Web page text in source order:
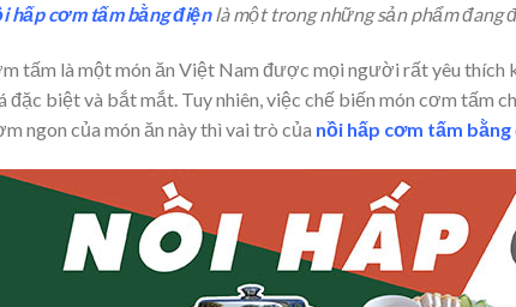
hấp cơm tấm bằng điệnlà một trong những sản phẩm đang
tấm là một món ăn Việt Nam được mọi người rất yêu thích
đặc biệt và bắt mắt. Tuy nhiên, việc chế biến món cơm tấm
ngon của món ăn này thì vai trò của nồi hấp cơm tấm bằng